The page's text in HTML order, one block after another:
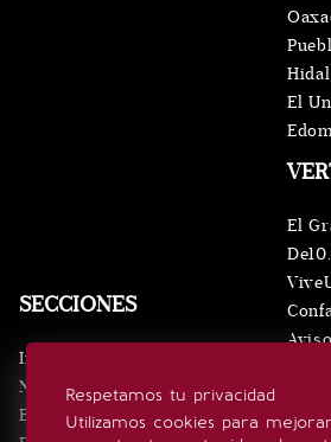
Respetamos tu privacidad
Utilizamos cookies para
SECCIONES
Inicio
Noticias
Eventos
El
El